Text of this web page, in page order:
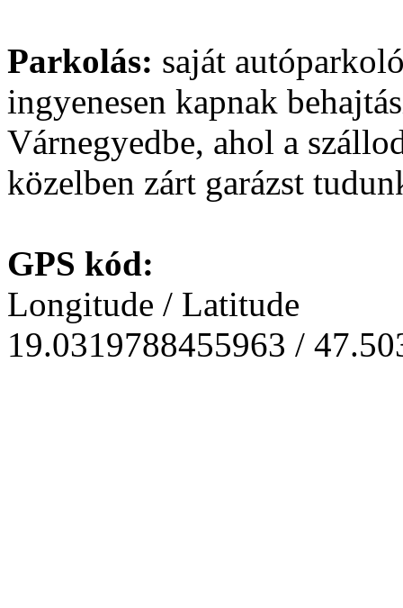
Parkolás: saját
ingyenesen kapnak
Várnegyedbe, ahol a
közelben zárt garázst
GPS kód:
Longitude / Latitude
19.0319788455963 /